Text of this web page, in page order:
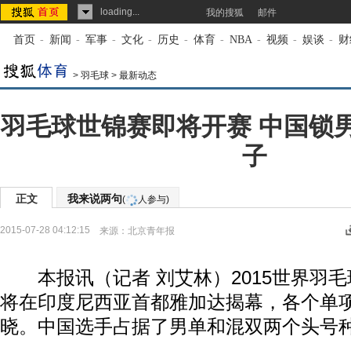
loading... 我的搜狐 邮件
首页 - 新闻 - 军事 - 文化 - 历史 - 体育 - NBA - 视频 - 娱谈 -
> 羽毛球 > 最新动态
羽毛球世锦赛即将开赛 中国锁
子
正文 我来说两句( 人参与)
2015-07-28 04:12:15 来源： 北京青年报
本报讯（记者 刘艾林）2015世界羽毛
将在印度尼西亚首都雅加达揭幕，各个单
晓。中国选手占据了男单和混双两个头号